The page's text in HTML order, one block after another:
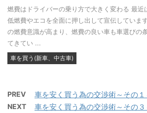
燃費はドライバーの乗り方で大きく変わる 最近
低燃費やエコを全面に押し出して宣伝していま
の燃費意識が高まり、燃費の良い車も車選びの
てきてい ...
車を買う(新車、中古車)
PREV 車を安く買う為の交渉術～その
NEXT 車を安く買う為の交渉術～その３